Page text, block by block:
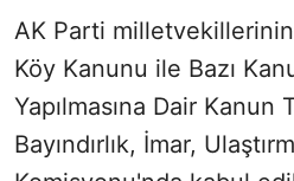
AK Parti milletvekillerinin
Köy Kanunu ile Bazı
Yapılmasına Dair Kanun
Bayındırlık, İmar,